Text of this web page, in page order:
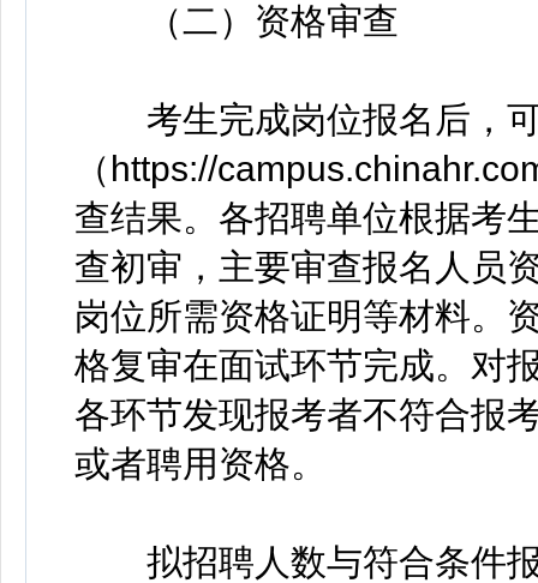
（二）资格审查
考生完成岗位报名后，可
（https://
查结果。各招聘单位根据考
查初审，主要审查报名人员
岗位所需资格证明等材料。
格复审在面试环节完成。对
各环节发现报考者不符合报
或者聘用资格。
拟招聘人数与符合条件报